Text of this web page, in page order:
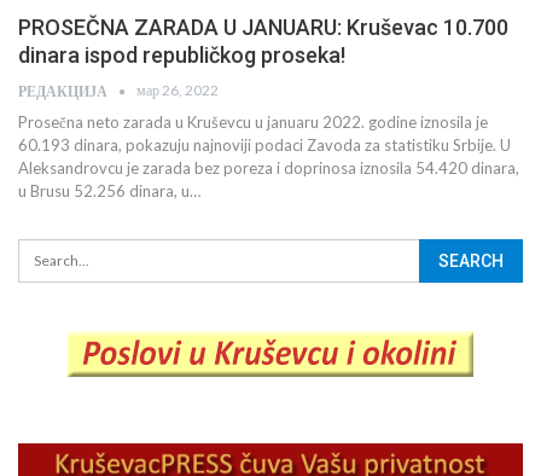
PROSEČNA ZARADA U JANUARU: Kruševac 10.700
dinara ispod republičkog proseka!
РЕДАКЦИЈА мар 26, 2022
Prosečna neto zarada u Kruševcu u januaru 2022. godine iznosila je
60.193 dinara, pokazuju najnoviji podaci Zavoda za statistiku Srbije. U
Aleksandrovcu je zarada bez poreza i doprinosa iznosila 54.420 dinara,
u Brusu 52.256 dinara, u…